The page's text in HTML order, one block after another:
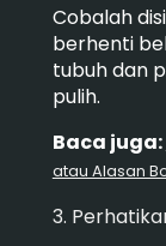
Cobalah
berhenti
tubuh dan
pulih.
Baca juga:
atau Alasan
3.